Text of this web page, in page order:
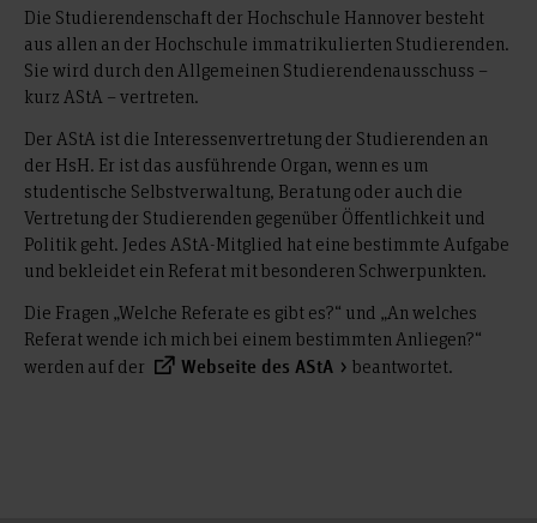
Die Studierendenschaft der Hochschule Hannover besteht
aus allen an der Hochschule immatrikulierten Studierenden.
Sie wird durch den Allgemeinen Studierendenausschuss –
kurz AStA – vertreten.
Der AStA ist die Interessenvertretung der Studierenden an
der HsH. Er ist das ausführende Organ, wenn es um
studentische Selbstverwaltung, Beratung oder auch die
Vertretung der Studierenden gegenüber Öffentlichkeit und
Politik geht. Jedes AStA-Mitglied hat eine bestimmte Aufgabe
und bekleidet ein Referat mit besonderen Schwerpunkten.
Die Fragen „Welche Referate es gibt es?“ und „An welches
Referat wende ich mich bei einem bestimmten Anliegen?“
werden auf der
Webseite des AStA beantwortet.